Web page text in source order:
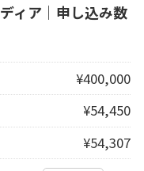
ィア｜申し込み数
¥400,000
¥54,450
¥54,307